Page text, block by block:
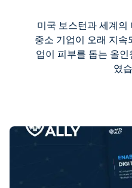
미국 보스턴과 세계의
중소 기업이 오래 지속
업이 피부를 돕는 올
였